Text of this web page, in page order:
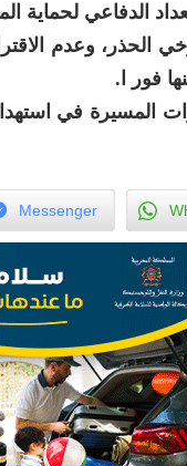
الدفاعي لحماية
الحذر، وعدم
فور ا.
المسيرة في
Messenger